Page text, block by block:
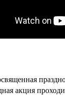
акция